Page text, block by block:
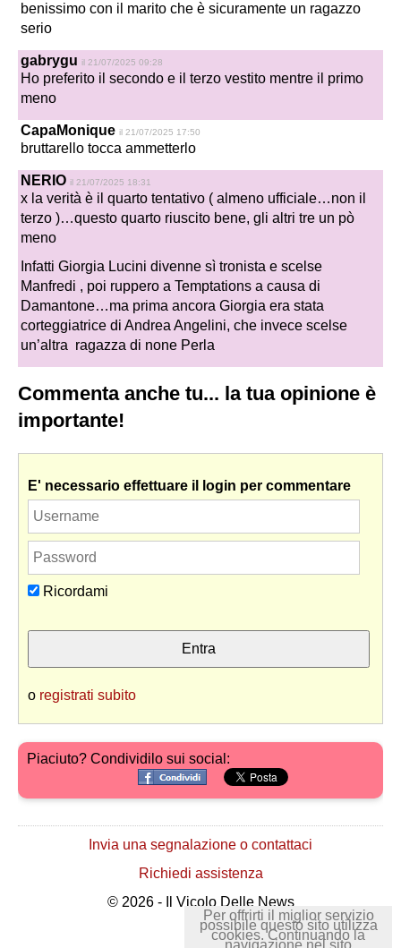
benissimo con il marito che è sicuramente un ragazzo
serio
gabrygu il 21/07/2025 09:28
Ho preferito il secondo e il terzo vestito mentre il primo
meno
CapaMonique il 21/07/2025 17:50
bruttarello tocca ammetterlo
NERIO il 21/07/2025 18:31
x la verità è il quarto tentativo ( almeno ufficiale…non il
terzo )…questo quarto riuscito bene, gli altri tre un pò
meno
Infatti Giorgia Lucini divenne sì tronista e scelse
Manfredi , poi ruppero a Temptations a causa di
Damantone…ma prima ancora Giorgia era stata
corteggiatrice di Andrea Angelini, che invece scelse
un’altra ragazza di none Perla
Commenta anche tu... la tua opinione è
importante!
E' necessario effettuare il login per commentare
Ricordami
o registrati subito
Piaciuto? Condividilo sui social:
Invia una segnalazione o contattaci
Richiedi assistenza
© 2026 - Il Vicolo Delle News
Per offrirti il miglior servizio
possibile questo sito utilizza
cookies. Continuando la
navigazione nel sito